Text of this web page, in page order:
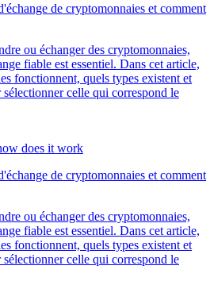
de cryptomonnaies et comment
ou échanger des cryptomonnaies,
fiable est essentiel. Dans cet article,
fonctionnent, quels types existent et
celle qui correspond le
de cryptomonnaies et comment
ou échanger des cryptomonnaies,
fiable est essentiel. Dans cet article,
fonctionnent, quels types existent et
celle qui correspond le